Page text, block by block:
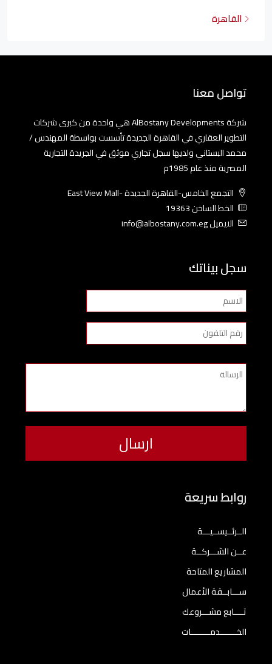
القاهرة
تواصل معنا
شركة AlBostany Developments هي واحدة من كبرى شركات
التطوير العقاري في القاهرة الجديدة تأسست بواسطة المهندس /
محمد البستاني ولديها سجل تجاري موثق في الجريدة التجارية
المصرية منذ عام 1985م
التجمع الخامس-القاهرة الجديدة -East View Mall
الخط الساخن 19363
الايميل info@albostany.com.eg
سجل بيناتك
روابط سريعة
الــرئــيســيـــة
عــن الشـــركــة
المشاريع المتاحة
ســـابــقة الأعمال
تــــابع مشـــروعك
الخـــــــدمــــــــات